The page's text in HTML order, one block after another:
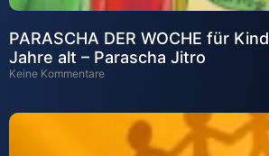
PARASCHA DER WOCHE für
Jahre alt – Parascha Jitro
Keine Kommentare